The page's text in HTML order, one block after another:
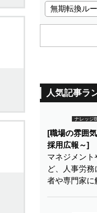
無期転換ル
人気記事ラ
ナレッジ
[職場の雰囲
採用広報～]
マネジメン
ど、人事労
者や専門家に